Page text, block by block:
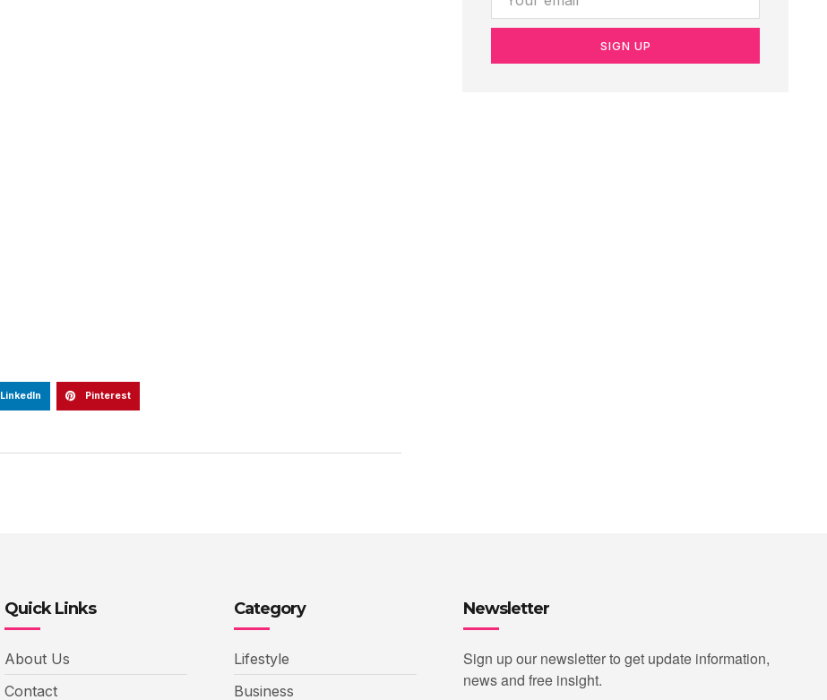
LinkedIn Pinterest
SIGN UP
Quick Links
About Us
Contact
Category
Lifestyle
Business
Newsletter
Sign up our newsletter to get update information,
news and free insight.